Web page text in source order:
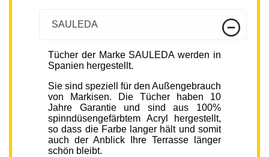
SAULEDA
Tücher der Marke SAULEDA werden in
Spanien hergestellt.
Sie sind speziell für den Außengebrauch
von Markisen. Die Tücher haben 10
Jahre Garantie und sind aus 100%
spinndüsengefärbtem Acryl hergestellt,
so dass die Farbe langer hält und somit
auch der Anblick Ihre Terrasse länger
schön bleibt.